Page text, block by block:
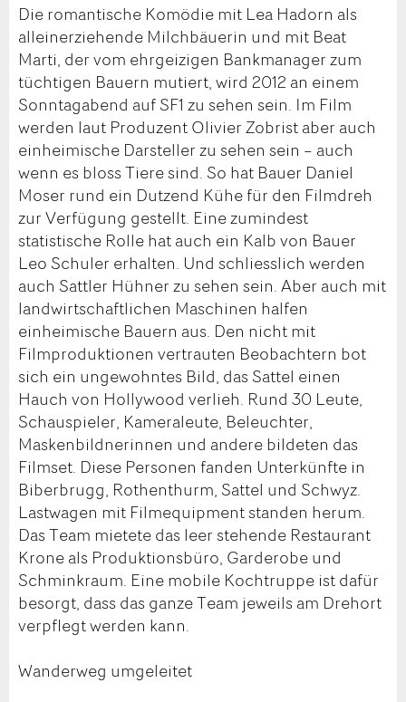
Die romantische Komödie mit Lea Hadorn als
alleinerziehende Milchbäuerin und mit Beat
Marti, der vom ehrgeizigen Bankmanager zum
tüchtigen Bauern mutiert, wird 2012 an einem
Sonntagabend auf SF1 zu sehen sein. Im Film
werden laut Produzent Olivier Zobrist aber auch
einheimische Darsteller zu sehen sein – auch
wenn es bloss Tiere sind. So hat Bauer Daniel
Moser rund ein Dutzend Kühe für den Filmdreh
zur Verfügung gestellt. Eine zumindest
statistische Rolle hat auch ein Kalb von Bauer
Leo Schuler erhalten. Und schliesslich werden
auch Sattler Hühner zu sehen sein. Aber auch mit
landwirtschaftlichen Maschinen halfen
einheimische Bauern aus. Den nicht mit
Filmproduktionen vertrauten Beobachtern bot
sich ein ungewohntes Bild, das Sattel einen
Hauch von Hollywood verlieh. Rund 30 Leute,
Schauspieler, Kameraleute, Beleuchter,
Maskenbildnerinnen und andere bildeten das
Filmset. Diese Personen fanden Unterkünfte in
Biberbrugg, Rothenthurm, Sattel und Schwyz.
Lastwagen mit Filmequipment standen herum.
Das Team mietete das leer stehende Restaurant
Krone als Produktionsbüro, Garderobe und
Schminkraum. Eine mobile Kochtruppe ist dafür
besorgt, dass das ganze Team jeweils am Drehort
verpflegt werden kann.
Wanderweg umgeleitet